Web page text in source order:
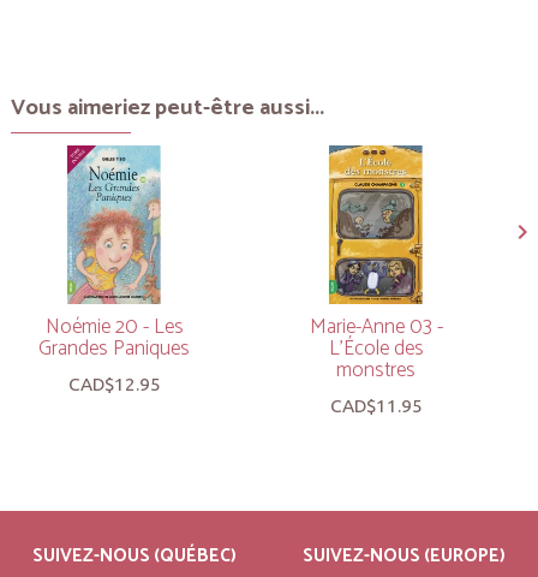
Vous aimeriez peut-être aussi...
Noémie 20 - Les
Grandes Paniques
CAD$12.95
Marie-Anne 03 -
L’École des
monstres
CAD$11.95
SUIVEZ-NOUS (QUÉBEC) SUIVEZ-NOUS (EUROPE)